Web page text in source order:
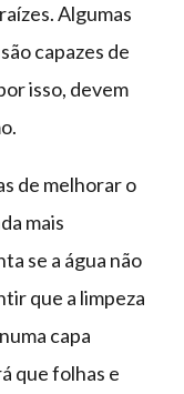
Algumas
capazes de
isso, devem
de melhorar o
mais
se a água não
que a limpeza
capa
que folhas e